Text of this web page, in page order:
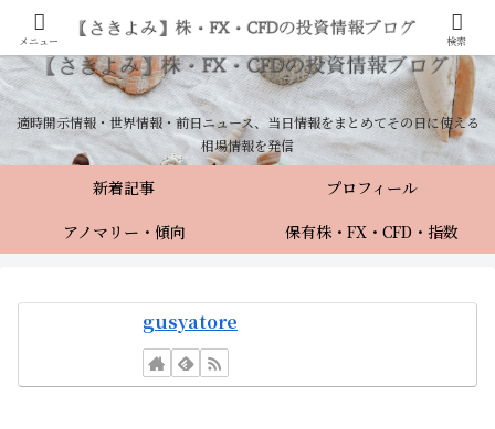
適時開示情報・世界情報・前日ニュース、当日情報をまとめてその日に使える
相場情報を発信
新着記事
プロフィール
アノマリー・傾向
保有株・FX・CFD・指数
gusyatore
メニュー 検索